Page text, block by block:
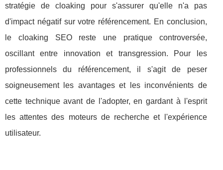
stratégie de cloaking pour s'assurer qu'elle n'a pas
d'impact négatif sur votre référencement. En conclusion,
le cloaking SEO reste une pratique controversée,
oscillant entre innovation et transgression. Pour les
professionnels du référencement, il s'agit de peser
soigneusement les avantages et les inconvénients de
cette technique avant de l'adopter, en gardant à l'esprit
les attentes des moteurs de recherche et l'expérience
utilisateur.